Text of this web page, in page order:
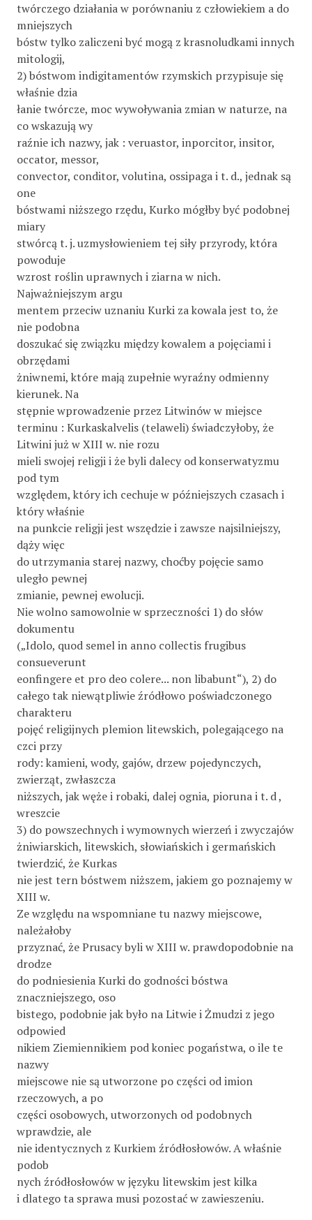
twórczego działania w porównaniu z człowiekiem a do
mniejszych
bóstw tylko zaliczeni być mogą z krasnoludkami innych
mitologij,
2) bóstwom indigitamentów rzymskich przypisuje się
właśnie dzia­
łanie twórcze, moc wywoływania zmian w naturze, na
co wskazują wy­
raźnie ich nazwy, jak : veruastor, inporcitor, insitor,
occator, messor,
convector, conditor, volutina, ossipaga i t. d., jednak są
one
bóstwami niższego rzędu, Kurko mógłby być podobnej
miary
stwórcą t. j. uzmysłowieniem tej siły przyrody, która
powoduje
wzrost roślin uprawnych i ziarna w nich.
Najważniejszym argu­
mentem przeciw uznaniu Kurki za kowala jest to, że
nie podobna
doszukać się związku między kowalem a pojęciami i
obrzędami
żniwnemi, które mają zupełnie wyraźny odmienny
kierunek. Na­
stępnie wprowadzenie przez Litwinów w miejsce
terminu : Kurkaskalvelis (telaweli) świadczyłoby, że
Litwini już w XIII w. nie rozu­
mieli swojej religji i że byli dalecy od konserwatyzmu
pod tym
względem, który ich cechuje w późniejszych czasach i
który właśnie
na punkcie religji jest wszędzie i zawsze najsilniejszy,
dąży więc
do utrzymania starej nazwy, choćby pojęcie samo
uległo pewnej
zmianie, pewnej ewolucji.
Nie wolno samowolnie w sprzeczności 1) do słów
dokumentu
(„Idolo, quod semel in anno collectis frugibus
consueverunt
eonfingere et pro deo colere... non libabunt“), 2) do
całego tak niewątpliwie źródłowo poświadczonego
charakteru
pojęć religijnych plemion litewskich, polegającego na
czci przy­
rody: kamieni, wody, gajów, drzew pojedynczych,
zwierząt, zwłaszcza
niższych, jak węże i robaki, dalej ognia, pioruna i t. d ,
wreszcie
3) do powszechnych i wymownych wierzeń i zwyczajów
żniwiarskich, litewskich, słowiańskich i germańskich
twierdzić, że Kurkas
nie jest tern bóstwem niższem, jakiem go poznajemy w
XIII w.
Ze względu na wspomniane tu nazwy miejscowe,
należałoby
przyznać, że Prusacy byli w XIII w. prawdopodobnie na
drodze
do podniesienia Kurki do godności bóstwa
znaczniejszego, oso­
bistego, podobnie jak było na Litwie i Żmudzi z jego
odpowied­
nikiem Ziemiennikiem pod koniec pogaństwa, o ile te
nazwy
miejscowe nie są utworzone po części od imion
rzeczowych, a po
części osobowych, utworzonych od podobnych
wprawdzie, ale
nie identycznych z Kurkiem źródłosłowów. A właśnie
podob­
nych źródłosłowów w języku litewskim jest kilka
i dlatego ta sprawa musi pozostać w zawieszeniu.